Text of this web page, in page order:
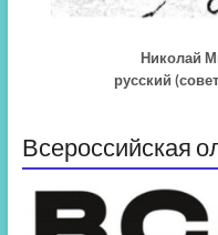
Николай
русский
Всероссийская